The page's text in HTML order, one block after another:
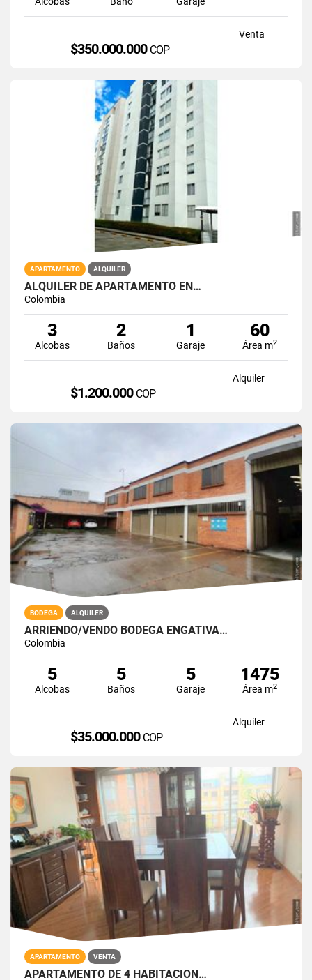
Venta
$350.000.000 COP
APARTAMENTO ALQUILER
ALQUILER DE APARTAMENTO EN…
Colombia
3
Alcobas
2
Baños
1
Garaje
60
Área m2
Alquiler
$1.200.000 COP
BODEGA ALQUILER
ARRIENDO/VENDO BODEGA ENGATIVÁ…
Colombia
5
Alcobas
5
Baños
5
Garaje
1475
Área m2
Alquiler
$35.000.000 COP
APARTAMENTO VENTA
APARTAMENTO DE 4 HABITACION…